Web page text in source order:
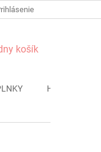
OSOBNÝCH
košík
HRAČKY